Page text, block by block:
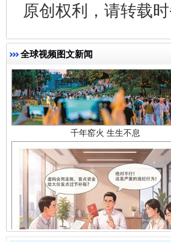
原创权利，请转载
全球视频图文新闻
千年窑火 生生不息
揭开“小金库”的免责幌子